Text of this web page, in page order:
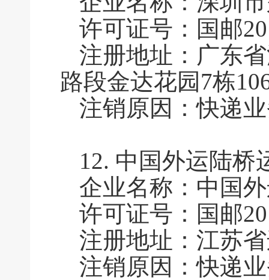
许可证号：国邮
注册地址：广东
路段金达花园7栋
注销原因：快递
12. 中国外运陆桥
企业名称：中国
许可证号：国邮
注册地址：江苏
注销原因：快递